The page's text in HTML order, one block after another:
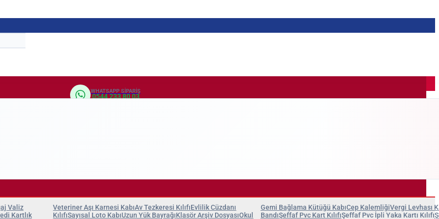
WHATSAPP SIPARIŞ
0544 233 80 03
Valiz
Kartlık
Veteriner Aşı Karnesi KabıAv Tezkeresi KılıfıEvlilik Cüzdanı
KılıfıSayısal Loto KabıUzun Yük BayrağıKlasörArşiv DosyasıOkul
Gemi Bağlama Kütüğü KabıCep KalemliğiVergi Levhası
BandıŞeffaf Pvc Kart KılıfıŞeffaf Pvc İpli Yaka Kartı Kılıfı